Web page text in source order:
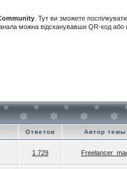
. Тут ви зможете
можна відсканувавши QR-код
Ответов Автор темы
1 729